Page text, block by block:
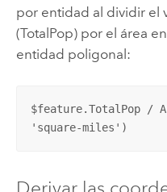
por entidad al dividir el
(TotalPop) por el área
entidad poligonal:
$feature.TotalPop /
'square-miles')